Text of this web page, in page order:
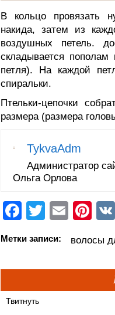
В кольцо провязать
накида, затем из
воздушных петель.
складывается
петля). На каждой
спиральки.
Птельки-цепочки
размера (размера
TykvaAdm
Администратор
Ольга Орлова
Facebook
Twitter
Email
Метки записи: волосы
Твитнуть